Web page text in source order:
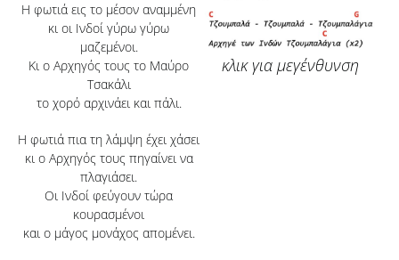
Η φωτιά εις το μέσον αναμμένη
κι οι Ινδοί γύρω γύρω
μαζεμένοι.
Κι ο Αρχηγός τους το Μαύρο
Τσακάλι
το χορό αρχινάει και πάλι.
Η φωτιά πια τη λάμψη έχει χάσει
κι ο Αρχηγός τους πηγαίνει να
πλαγιάσει.
Οι Ινδοί φεύγουν τώρα
κουρασμένοι
και ο μάγος μονάχος απομένει.
κλικ για μεγένθυνση